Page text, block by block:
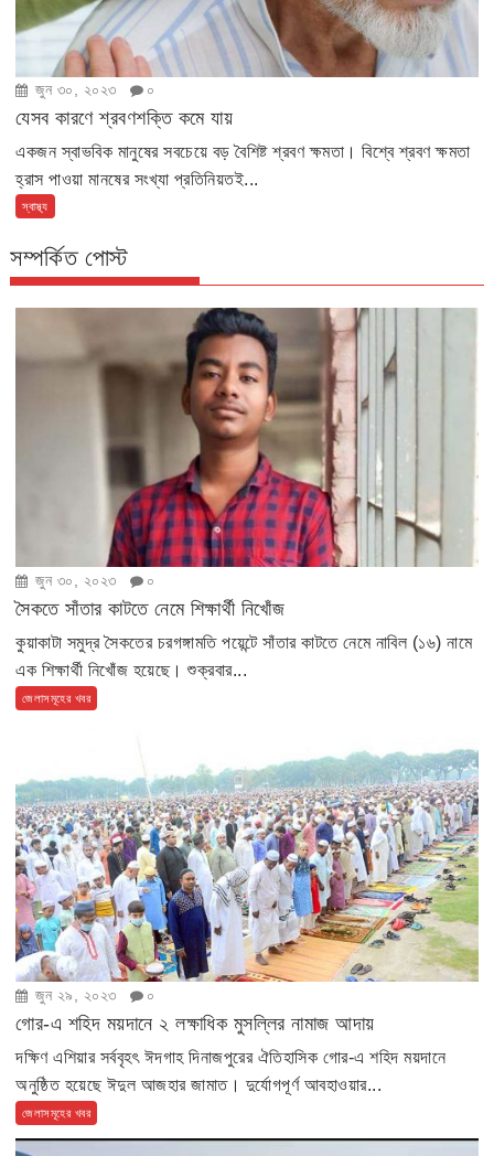
জুন ৩০, ২০২৩ ০
যেসব কারণে শ্রবণশক্তি কমে যায়
একজন স্বাভবিক মানুষের সবচেয়ে বড় বৈশিষ্ট শ্রবণ ক্ষমতা। বিশ্বে শ্রবণ ক্ষমতা
হ্রাস পাওয়া মানষের সংখ্যা প্রতিনিয়তই...
স্বাস্থ্য
সম্পর্কিত পোস্ট
জুন ৩০, ২০২৩ ০
সৈকতে সাঁতার কাটতে নেমে শিক্ষার্থী নিখোঁজ
কুয়াকাটা সমুদ্র সৈকতের চরগঙ্গামতি পয়েন্টে সাঁতার কাটতে নেমে নাবিল (১৬) নামে
এক শিক্ষার্থী নিখোঁজ হয়েছে। শুক্রবার...
জেলাসমূহের খবর
জুন ২৯, ২০২৩ ০
গোর-এ শহিদ ময়দানে ২ লক্ষাধিক মুসল্লির নামাজ আদায়
দক্ষিণ এশিয়ার সর্ববৃহৎ ঈদগাহ দিনাজপুরের ঐতিহাসিক গোর-এ শহিদ ময়দানে
অনুষ্ঠিত হয়েছে ঈদুল আজহার জামাত। দুর্যোগপূর্ণ আবহাওয়ার...
জেলাসমূহের খবর